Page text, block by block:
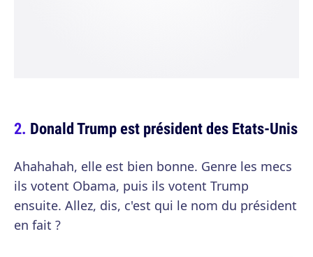
Donald Trump est président des Etats-Unis
Ahahahah, elle est bien bonne. Genre les mecs
ils votent Obama, puis ils votent Trump
ensuite. Allez, dis, c'est qui le nom du président
en fait ?